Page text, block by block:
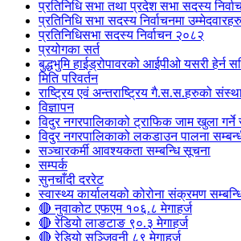
प्रतिनिधि सभा तथा प्रदेश सभा सदस्य
प्रतिनिधि सभा सदस्य निर्वाचनमा
प्रतिनिधिसभा सदस्य निर्वाचन २०८२
प्रयोगका सर्त
बुद्धभुमि हाईड्रोपावरको आईपीओ यसरी हेर्न
मिति परिवर्तन
राष्ट्रिय एवं अन्तराष्ट्रिय गै.स.स.हरुको
विज्ञापन
विदुर नगरपालिकाको ट्राफिक जाम खुला
विदुर नगरपालिकाको लकडाउन पालना
सञ्चारकर्मी आवश्यकता सम्बन्धि सूचना
सम्पर्क
सुनचाँदी दररेट
स्वास्थ्य कार्यालयको कोरोना संक्रमण
🔴 नुवाकोट एफएम १०६.८ मेगाहर्ज
🔴 रेडियो लाङटाङ ९०.३ मेगाहर्ज
🔴 रेडियो सञ्जिवनी ८९ मेगाहर्ज